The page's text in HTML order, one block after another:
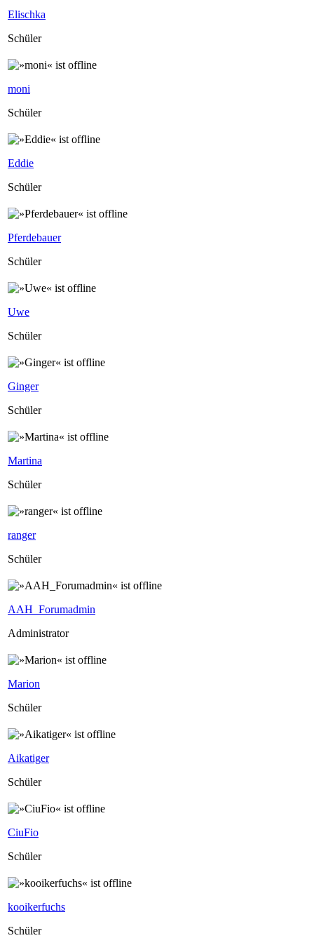
Elischka
Schüler
moni
Schüler
Eddie
Schüler
Pferdebauer
Schüler
Uwe
Schüler
Ginger
Schüler
Martina
Schüler
ranger
Schüler
AAH_Forumadmin
Administrator
Marion
Schüler
Aikatiger
Schüler
CiuFio
Schüler
kooikerfuchs
Schüler